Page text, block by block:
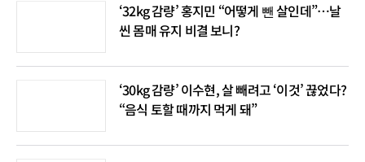
‘32kg 감량’ 홍지민 “어떻게 뺀 살인데”…날
씬 몸매 유지 비결 보니?
‘30kg 감량’ 이수현, 살 빼려고 ‘이것’ 끊었다?
“음식 토할 때까지 먹게 돼”